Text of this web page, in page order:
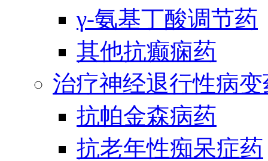
γ-氨基丁酸调节药
其他抗癫痫药
治疗神经退行性病
抗帕金森病药
抗老年性痴呆症药